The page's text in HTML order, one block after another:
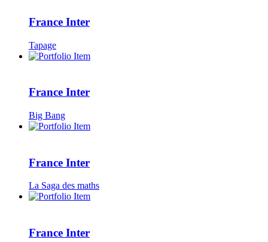
France Inter
Tapage
France Inter
Big Bang
France Inter
La Saga des maths
France Inter